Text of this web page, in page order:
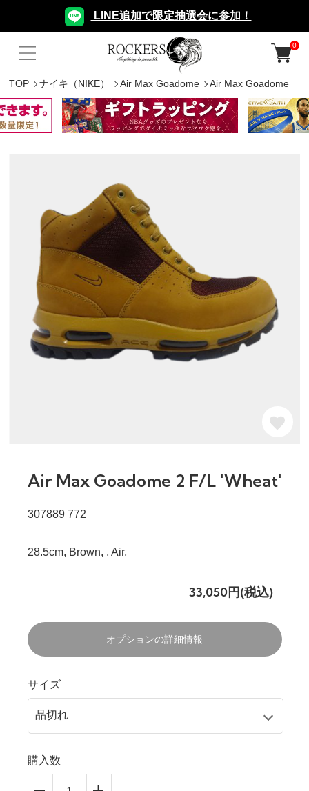
LINE追加で限定抽選会に参加！
0
TOP ナイキ（NIKE） Air Max Goadome Air Max Goadome
Air Max Goadome 2 F/L 'Wheat'
307889 772
28.5cm, Brown, , Air,
33,050円(税込)
オプションの詳細情報
サイズ
購入数